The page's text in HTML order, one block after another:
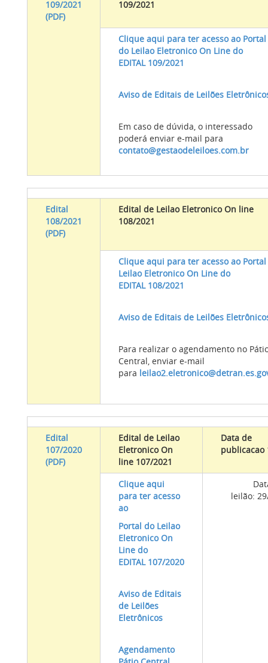
109/2021
(PDF)
109/2021
Clique aqui para ter acesso ao Portal
do Leilao Eletronico On Line do
EDITAL 109/2021
Aviso de Editais de Leilões
Em caso de dúvida, o interessado
poderá enviar e-mail para
contato@gestaodeleiloes.com.br
Edital
108/2021
(PDF)
Edital de Leilao Eletronico On line
108/2021
Clique aqui para ter acesso ao
Leilao Eletronico On Line do
EDITAL 108/2021
Aviso de Editais de Leilões
Para realizar o agendamento no
Central, enviar e-mail
para
Edital
107/2020
(PDF)
Edital de Leilao
Eletronico On
line 107/2021
Data de
publicacao
Clique aqui
para ter acesso
ao
Portal do Leilao
Eletronico On
Line do
EDITAL 107/2020
Aviso de Editais
de Leilões
Eletrônicos
Agendamento
leilão: